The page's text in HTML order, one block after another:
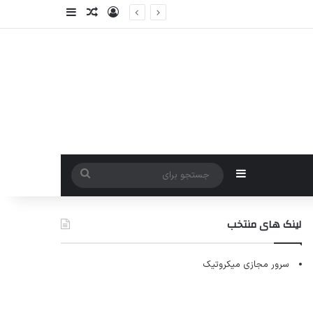
ورودنوشته تصادفی
سایدبار
سایدبار
جستجو
برای
لینک های منتخب
سرور مجازی میکروتیک